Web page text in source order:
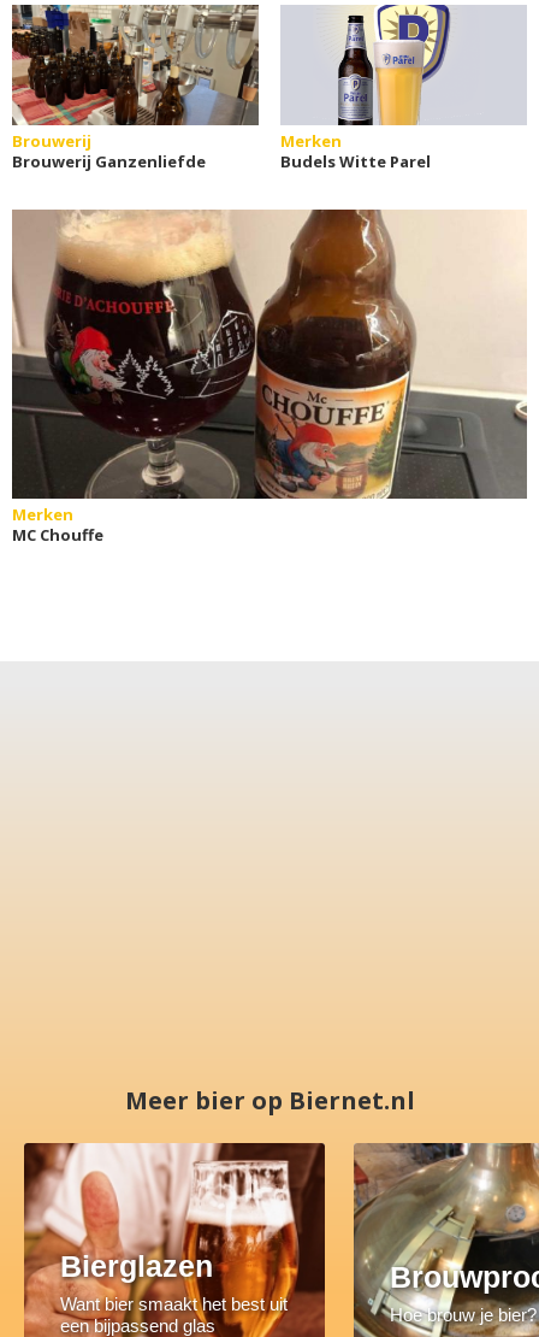
Brouwerij
Brouwerij Ganzenliefde
Merken
Budels Witte Parel
Merken
MC Chouffe
Meer bier op Biernet.nl
Bierglazen
Want bier smaakt het best uit
een bijpassend glas
Hoe brouw je bier?